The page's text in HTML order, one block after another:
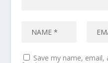
Save my name,